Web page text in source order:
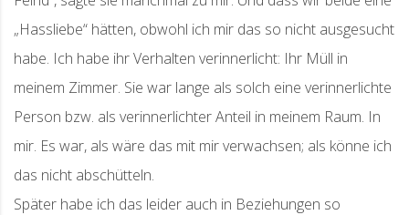
„Hassliebe“ hätten, obwohl ich mir das so nicht ausgesucht
habe. Ich habe ihr Verhalten verinnerlicht: Ihr Müll in
meinem Zimmer. Sie war lange als solch eine verinnerlichte
Person bzw. als verinnerlichter Anteil in meinem Raum. In
mir. Es war, als wäre das mit mir verwachsen; als könne ich
das nicht abschütteln.
Später habe ich das leider auch in Beziehungen so